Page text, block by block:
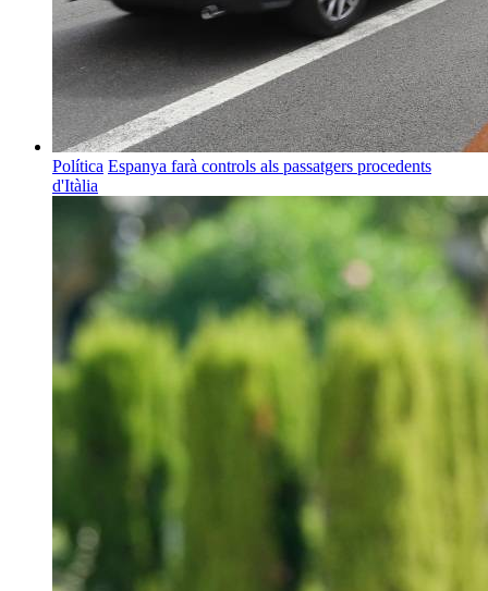
Política Espanya farà controls als passatgers procedents
d'Itàlia